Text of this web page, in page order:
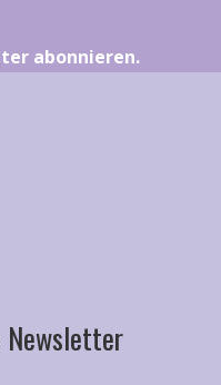
abonnieren.
Newsletter